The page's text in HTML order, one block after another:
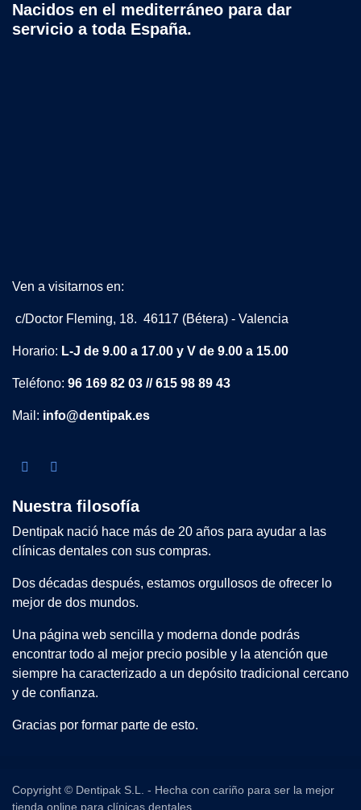
Nacidos en el mediterráneo para dar
servicio a toda España.
Ven a visitarnos en:
c/Doctor Fleming, 18. 46117 (Bétera) - Valencia
Horario: L-J de 9.00 a 17.00 y V de 9.00 a 15.00
Teléfono: 96 169 82 03 // 615 98 89 43
Mail: info@dentipak.es
Nuestra filosofía
Dentipak nació hace más de 20 años para ayudar a las
clínicas dentales con sus compras.
Dos décadas después, estamos orgullosos de ofrecer lo
mejor de dos mundos.
Una página web sencilla y moderna donde podrás
encontrar todo al mejor precio posible y la atención que
siempre ha caracterizado a un depósito tradicional cercano
y de confianza.
Gracias por formar parte de esto.
Copyright © Dentipak S.L. - Hecha con cariño para ser la mejor
tienda online para clínicas dentales.